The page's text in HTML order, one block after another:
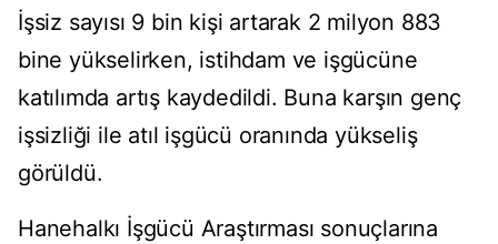
İşsiz sayısı 9 bin kişi artarak 2 milyon 883
bine yükselirken, istihdam ve işgücüne
katılımda artış kaydedildi. Buna karşın genç
işsizliği ile atıl işgücü oranında yükseliş
görüldü.
Hanehalkı İşgücü Araştırması sonuçlarına